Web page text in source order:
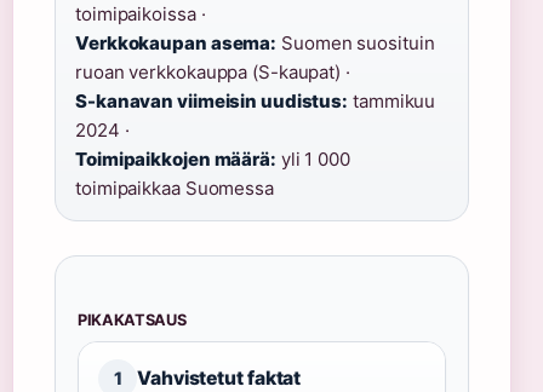
toimipaikoissa ·
Verkkokaupan asema: Suomen suosituin
ruoan verkkokauppa (S-kaupat) ·
S-kanavan viimeisin uudistus: tammikuu
2024 ·
Toimipaikkojen määrä: yli 1 000
toimipaikkaa Suomessa
PIKAKATSAUS
1 Vahvistetut faktat